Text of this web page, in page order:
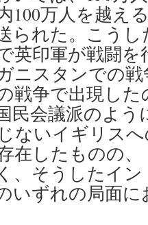
100万人を越え
られた。こう
英印軍が戦闘
ニスタンでの
戦争で出現し
民会議派のよう
ないイギリス
在したものの
、そうしたイ
いずれの局面